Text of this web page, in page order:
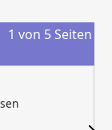
1 von 5 Seiten